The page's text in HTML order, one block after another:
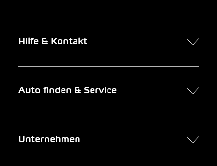
Hilfe & Kontakt
Auto finden & Service
Unternehmen